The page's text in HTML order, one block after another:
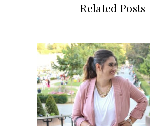
Related Posts